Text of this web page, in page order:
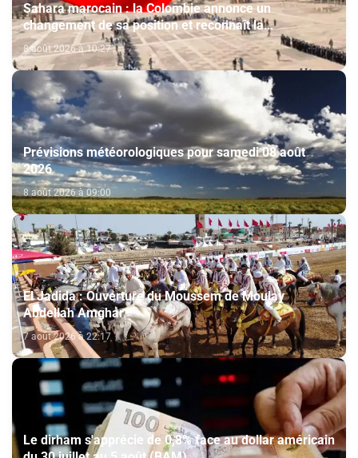
Sahara marocain : la Colombie annonce un
changement de sa position et reconnaît la
souveraineté du Maroc sur son Sahara
8 août 2026 à 10:27
Prévisions météorologiques pour samedi 08 août
2026
8 août 2026 à 09:00
El Jadida : Ouverture du Moussem de Moulay
Abdellah Amghar
7 août 2026 à 22:17
Le dirham s'apprécie de 0,8% face au dollar américain